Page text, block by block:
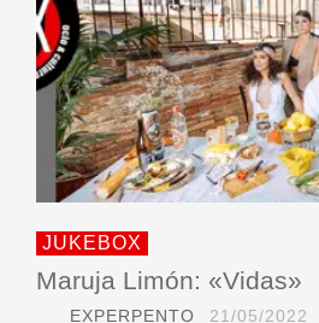
JUKEBOX
Maruja Limón: «Vidas»
EXPERPENTO 21/05/2022